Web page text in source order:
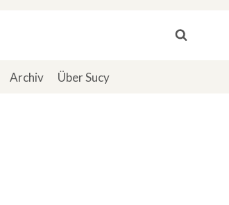
Archiv Über Sucy